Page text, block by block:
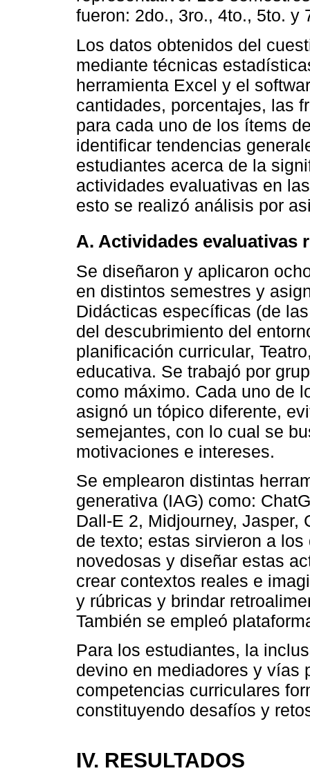
fueron: 2do., 3ro., 4to., 5to. y
Los datos obtenidos del
mediante técnicas
herramienta Excel y el
cantidades, porcentajes, las
para cada uno de los ítems
identificar tendencias
estudiantes acerca de la
actividades evaluativas en
esto se realizó análisis por
A. Actividades evaluativas
Se diseñaron y aplicaron
en distintos semestres y
Didácticas específicas (de
del descubrimiento del
planificación curricular,
educativa. Se trabajó por
como máximo. Cada uno de
asignó un tópico diferente,
semejantes, con lo cual se
motivaciones e intereses.
Se emplearon distintas
generativa (IAG) como:
Dall-E 2, Midjourney, Jasper,
de texto; estas sirvieron a
novedosas y diseñar estas
crear contextos reales e
y rúbricas y brindar
También se empleó
Para los estudiantes, la
devino en mediadores y vías
competencias curriculares
constituyendo desafíos y
IV. RESULTADOS